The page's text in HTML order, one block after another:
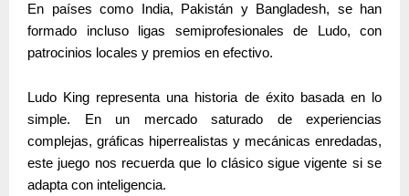
En países como India, Pakistán y Bangladesh, se han
formado incluso ligas semiprofesionales de Ludo, con
patrocinios locales y premios en efectivo.
Ludo King representa una historia de éxito basada en lo
simple. En un mercado saturado de experiencias
complejas, gráficas hiperrealistas y mecánicas enredadas,
este juego nos recuerda que lo clásico sigue vigente si se
adapta con inteligencia.